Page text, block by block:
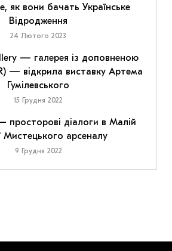
як вони бачать Українське
Відродження
24 Лютого 2023
— галерея із доповненою
— відкрила виставку Артема
Гумілевського
15 Грудня 2022
просторові діалоги в Малій
Мистецького арсеналу
9 Грудня 2022